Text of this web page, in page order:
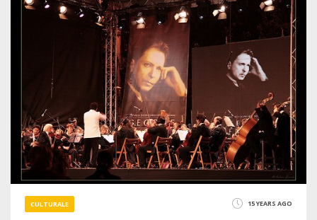
CULTURALE 15 YEARS AGO